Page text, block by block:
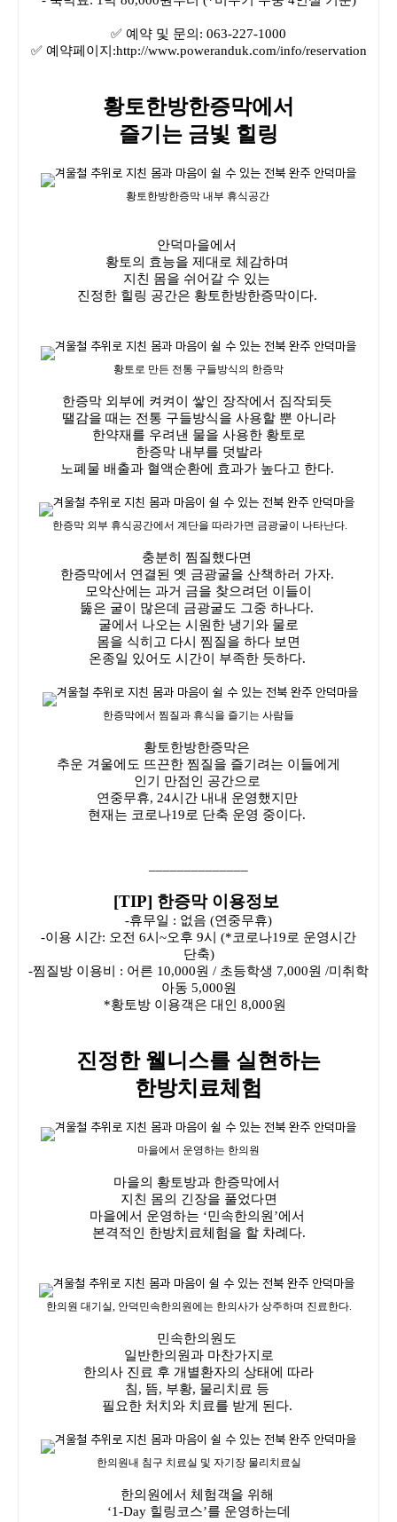
✅ 예약 및 문의: 063-227-1000
✅ 예약페이지:http://www.poweranduk.com/info/reservation
황토한방한증막에서
즐기는 금빛 힐링
황토한방한증막 내부 휴식공간
안덕마을에서
황토의 효능을 제대로 체감하며
지친 몸을 쉬어갈 수 있는
진정한 힐링 공간은 황토한방한증막이다.
황토로 만든 전통 구들방식의 한증막
한증막 외부에 켜켜이 쌓인 장작에서 짐작되듯
땔감을 때는 전통 구들방식을 사용할 뿐 아니라
한약재를 우려낸 물을 사용한 황토로
한증막 내부를 덧발라
노폐물 배출과 혈액순환에 효과가 높다고 한다.
한증막 외부 휴식공간에서 계단을 따라가면 금광굴이 나타난다.
충분히 찜질했다면
한증막에서 연결된 옛 금광굴을 산책하러 가자.
모악산에는 과거 금을 찾으려던 이들이
뚫은 굴이 많은데 금광굴도 그중 하나다.
굴에서 나오는 시원한 냉기와 물로
몸을 식히고 다시 찜질을 하다 보면
온종일 있어도 시간이 부족한 듯하다.
한증막에서 찜질과 휴식을 즐기는 사람들
황토한방한증막은
추운 겨울에도 뜨끈한 찜질을 즐기려는 이들에게
인기 만점인 공간으로
연중무휴, 24시간 내내 운영했지만
현재는 코로나19로 단축 운영 중이다.
[TIP] 한증막 이용정보
-휴무일 : 없음 (연중무휴)
-이용 시간: 오전 6시~오후 9시 (*코로나19로 운영시간
단축)
-찜질방 이용비 : 어른 10,000원 / 초등학생 7,000원 /미취학
아동 5,000원
*황토방 이용객은 대인 8,000원
진정한 웰니스를 실현하는
한방치료체험
마을에서 운영하는 한의원
마을의 황토방과 한증막에서
지친 몸의 긴장을 풀었다면
마을에서 운영하는 ‘민속한의원’에서
본격적인 한방치료체험을 할 차례다.
한의원 대기실, 안덕민속한의원에는 한의사가 상주하며 진료한다.
민속한의원도
일반한의원과 마찬가지로
한의사 진료 후 개별환자의 상태에 따라
침, 뜸, 부황, 물리치료 등
필요한 처치와 치료를 받게 된다.
한의원내 침구 치료실 및 자기장 물리치료실
한의원에서 체험객을 위해
‘1-Day 힐링코스’를 운영하는데